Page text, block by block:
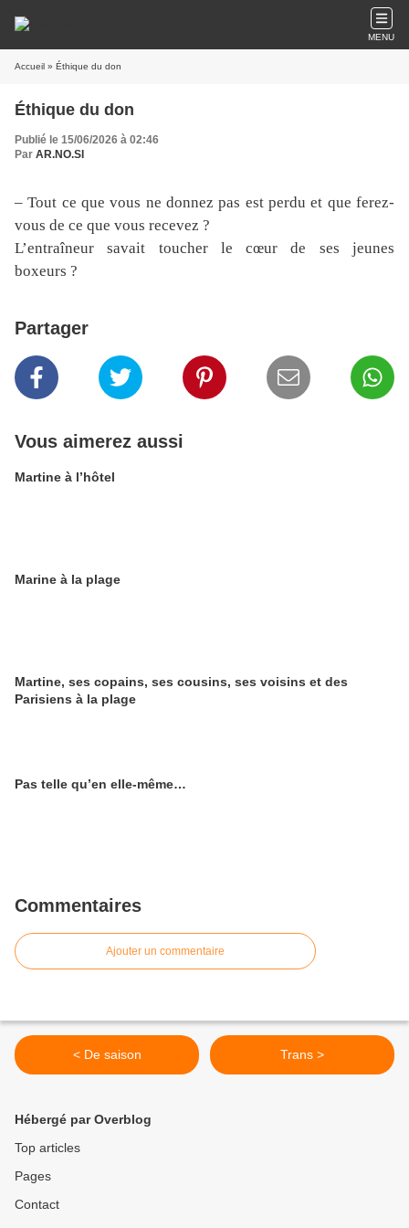
MENU
Accueil » Éthique du don
Éthique du don
Publié le 15/06/2026 à 02:46
Par AR.NO.SI
– Tout ce que vous ne donnez pas est perdu et que ferez-
vous de ce que vous recevez ?
L’entraîneur savait toucher le cœur de ses jeunes
boxeurs ?
Partager
Vous aimerez aussi
Martine à l’hôtel
Marine à la plage
Martine, ses copains, ses cousins, ses voisins et des
Parisiens à la plage
Pas telle qu’en elle-même…
Commentaires
Ajouter un commentaire
< De saison Trans >
Hébergé par Overblog
Top articles
Pages
Contact